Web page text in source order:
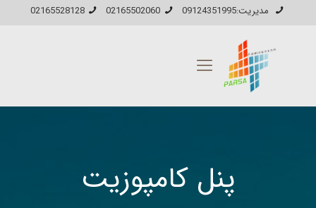
مدیریت:09124351995 02165502060
02165528128
پنل کامپوزیت